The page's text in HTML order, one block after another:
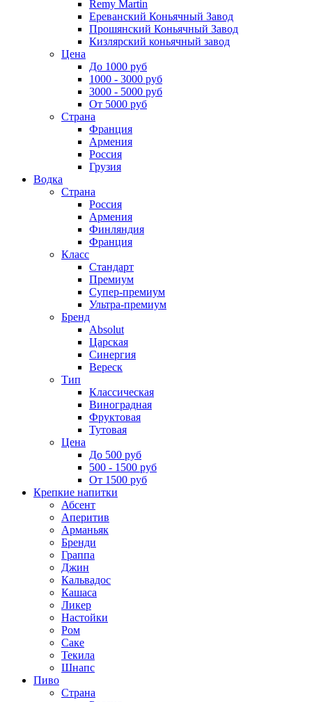
Remy Martin
Ереванский Коньячный Завод
Прошянский Коньячный Завод
Кизлярский коньячный завод
Цена
До 1000 руб
1000 - 3000 руб
3000 - 5000 руб
От 5000 руб
Страна
Франция
Армения
Россия
Грузия
Водка
Страна
Россия
Армения
Финляндия
Франция
Класс
Стандарт
Премиум
Супер-премиум
Ультра-премиум
Бренд
Absolut
Царская
Синергия
Вереск
Тип
Классическая
Виноградная
Фруктовая
Тутовая
Цена
До 500 руб
500 - 1500 руб
От 1500 руб
Крепкие напитки
Абсент
Аперитив
Арманьяк
Бренди
Граппа
Джин
Кальвадос
Кашаса
Ликер
Настойки
Ром
Саке
Текила
Шнапс
Пиво
Страна